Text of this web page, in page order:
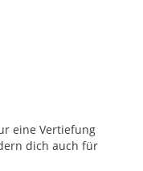
eine Vertiefung
dich auch für